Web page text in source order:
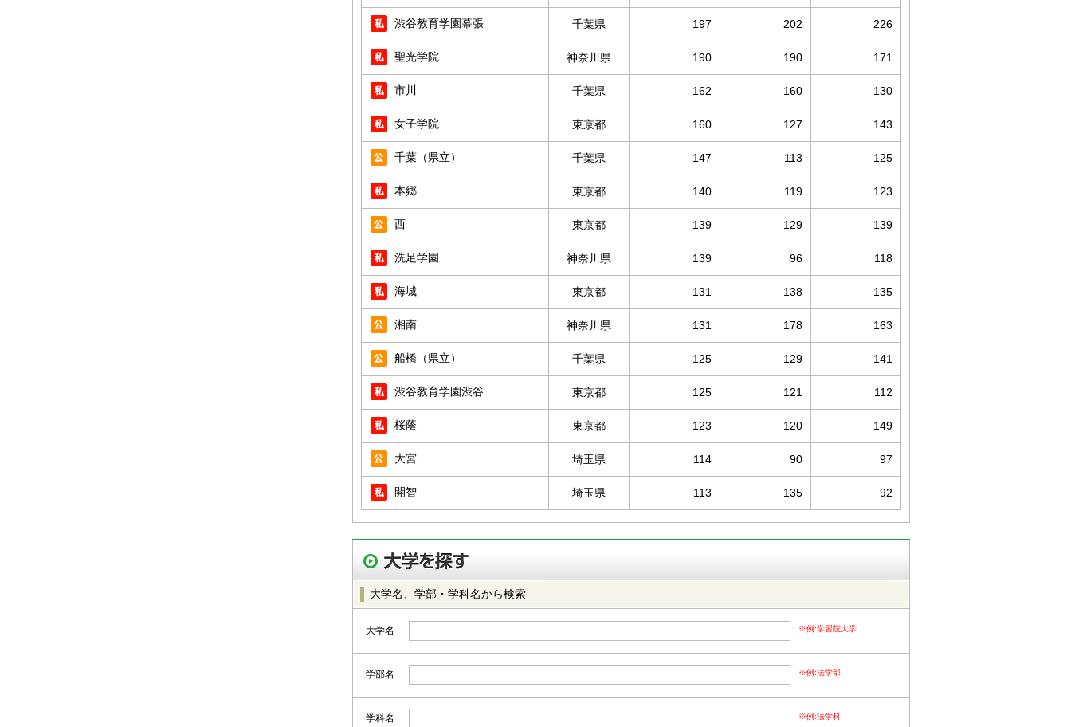
渋谷教育学園幕張 千葉県 197 202 226
聖光学院 神奈川県 190 190 171
市川 千葉県 162 160 130
女子学院 東京都 160 127 143
千葉（県立） 千葉県 147 113 125
本郷 東京都 140 119 123
西 東京都 139 129 139
洗足学園 神奈川県 139 96 118
海城 東京都 131 138 135
湘南 神奈川県 131 178 163
船橋（県立） 千葉県 125 129 141
渋谷教育学園渋谷 東京都 125 121 112
桜蔭 東京都 123 120 149
大宮 埼玉県 114 90 97
開智 埼玉県 113 135 92
大学名、学部・学科名から検索
大学名 ※例:学習院大学
学部名 ※例:法学部
学科名 ※例:法学科